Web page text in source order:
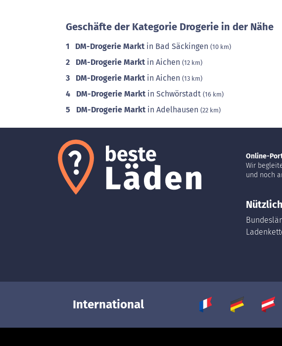
Geschäfte der Kategorie Drogerie in der Nähe
1 DM-Drogerie Markt in Bad Säckingen (10 km)
2 DM-Drogerie Markt in Aichen (12 km)
3 DM-Drogerie Markt in Aichen (13 km)
4 DM-Drogerie Markt in Schwörstadt (16 km)
5 DM-Drogerie Markt in Adelhausen (22 km)
Online-
Wir
und noch
International